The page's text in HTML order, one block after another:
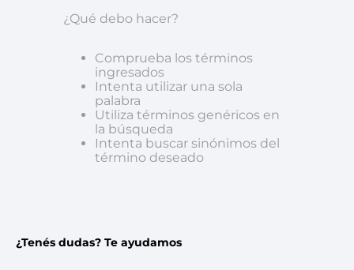
¿Qué debo hacer?
Comprueba los términos
ingresados
Intenta utilizar una sola
palabra
Utiliza términos genéricos en
la búsqueda
Intenta buscar sinónimos del
término deseado
¿Tenés dudas? Te ayudamos